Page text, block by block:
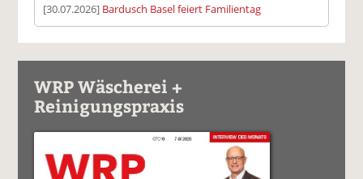
[30.07.2026] Bardusch Basel feiert Familientag
WRP Wäscherei +
Reinigungspraxis